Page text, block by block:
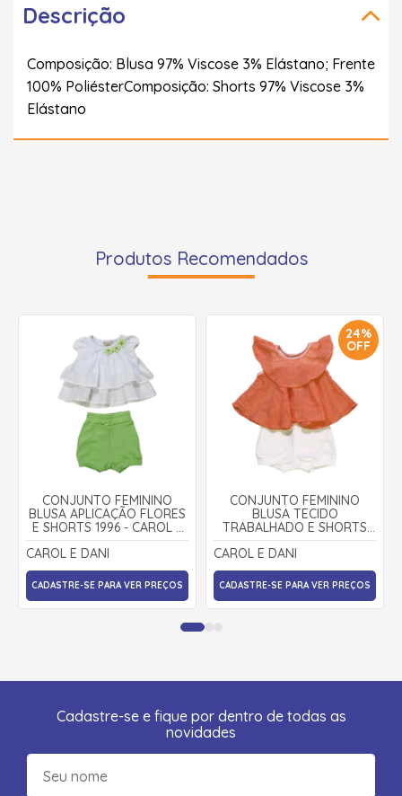
Descrição
Composição: Blusa 97% Viscose 3% Elástano; Frente
100% PoliésterComposição: Shorts 97% Viscose 3%
Elástano
Produtos Recomendados
CONJUNTO FEMININO
BLUSA APLICAÇÃO FLORES
E SHORTS 1996 - CAROL E
DANI
CAROL E DANI
CADASTRE-SE PARA VER PREÇOS
24%
OFF
CONJUNTO FEMININO
BLUSA TECIDO
TRABALHADO E SHORTS
1993 - CAROL E DANI
CAROL E DANI
CADASTRE-SE PARA VER PREÇOS
Cadastre-se e fique por dentro de todas as
novidades